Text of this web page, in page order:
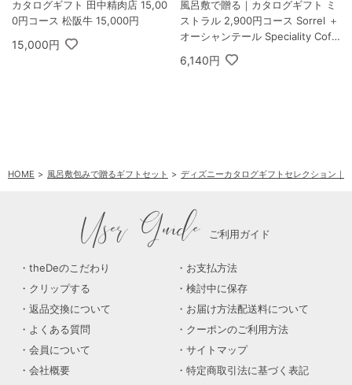
カタログギフト 田中精肉店 15,00
0円コース 松阪牛 15,000円
15,000円
風呂敷で贈る｜カタログギフト ミ
ストラル 2,900円コース Sorrel ＋
オーシャンテール Speciality Coff
ee＆バームセット A
6,140円
HOME 風呂敷包みで贈るギフトセット ディズニーカタログギフトセレクション｜
User Guide ご利用ガイド
theDeのこだわり
お支払方法
クリップする
検討中に保存
返品交換について
お届け方法配送料について
よくある質問
クーポンのご利用方法
会員について
サイトマップ
会社概要
特定商取引法に基づく表記